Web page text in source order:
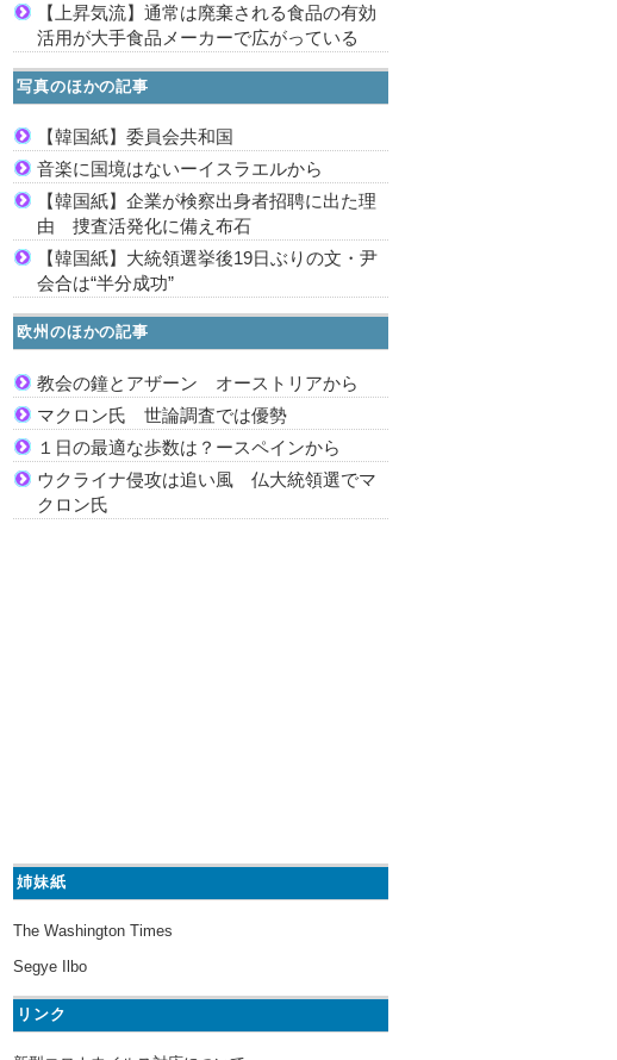
【上昇気流】通常は廃棄される食品の有効
活用が大手食品メーカーで広がっている
写真のほかの記事
【韓国紙】委員会共和国
音楽に国境はないーイスラエルから
【韓国紙】企業が検察出身者招聘に出た理
由 捜査活発化に備え布石
【韓国紙】大統領選挙後19日ぶりの文・尹
会合は“半分成功”
欧州のほかの記事
教会の鐘とアザーン オーストリアから
マクロン氏 世論調査では優勢
１日の最適な歩数は？ースペインから
ウクライナ侵攻は追い風 仏大統領選でマ
クロン氏
姉妹紙
The Washington Times
Segye Ilbo
リンク